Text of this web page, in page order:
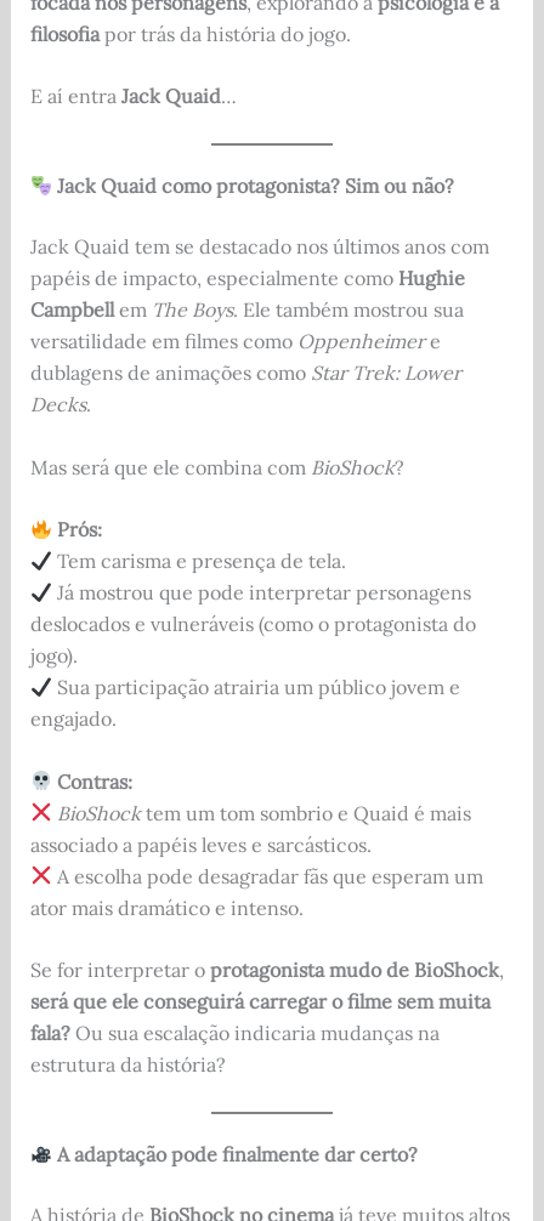
filosofiapor trás da história do jogo.
E aí entra Jack Quaid…
Jack Quaid como protagonista? Sim ou não?
Jack Quaid tem se destacado nos últimos anos com
papéis de impacto, especialmente como Hughie
Campbellem The Boys. Ele também mostrou sua
versatilidade em filmes como Oppenheimere
dublagens de animações como Star Trek: Lower
Decks.
Mas será que ele combina com BioShock?
Prós:
Tem carisma e presença de tela.
Já mostrou que pode interpretar personagens
deslocados e vulneráveis (como o protagonista do
jogo).
Sua participação atrairia um público jovem e
engajado.
Contras:
BioShocktem um tom sombrio e Quaid é mais
associado a papéis leves e sarcásticos.
A escolha pode desagradar fãs que esperam um
ator mais dramático e intenso.
Se for interpretar o protagonista mudo de BioShock,
será que ele conseguirá carregar o filme sem muita
fala?Ou sua escalação indicaria mudanças na
estrutura da história?
A adaptação pode finalmente dar certo?
A história de BioShock no cinemajá teve muitos altos